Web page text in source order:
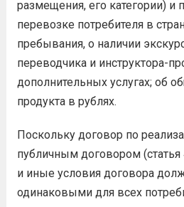
размещения, его категории) и
перевозке потребителя в
пребывания, о наличии
переводчика и инструктора-
дополнительных услугах; об
продукта в рублях.
Поскольку договор по
публичным договором
и иные условия договора
одинаковыми для всех